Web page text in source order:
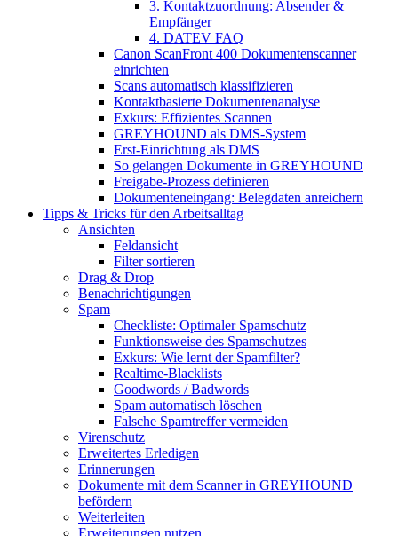
3. Kontaktzuordnung: Absender &
Empfänger
4. DATEV FAQ
Canon ScanFront 400 Dokumentenscanner
einrichten
Scans automatisch klassifizieren
Kontaktbasierte Dokumentenanalyse
Exkurs: Effizientes Scannen
GREYHOUND als DMS-System
Erst-Einrichtung als DMS
So gelangen Dokumente in GREYHOUND
Freigabe-Prozess definieren
Dokumenteneingang: Belegdaten anreichern
Tipps & Tricks für den Arbeitsalltag
Ansichten
Feldansicht
Filter sortieren
Drag & Drop
Benachrichtigungen
Spam
Checkliste: Optimaler Spamschutz
Funktionsweise des Spamschutzes
Exkurs: Wie lernt der Spamfilter?
Realtime-Blacklists
Goodwords / Badwords
Spam automatisch löschen
Falsche Spamtreffer vermeiden
Virenschutz
Erweitertes Erledigen
Erinnerungen
Dokumente mit dem Scanner in GREYHOUND
befördern
Weiterleiten